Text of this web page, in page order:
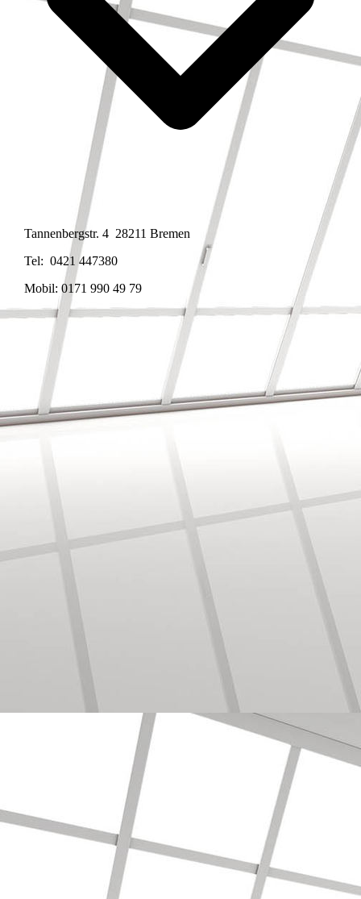
Tannenbergstr. 4 28211 Bremen
Tel: 0421 447380
Mobil: 0171 990 49 79